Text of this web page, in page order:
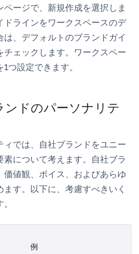
ページで、 新規作成を選択しま
ドラインをワークスペースのデ
、 デフォルトのブランドガイ
チェックします。ワークスペー
つ設定できます。
ドのパーソナリテ
ィでは、自社ブランドをユニー
素について考えます。自社ブラ
価値観、ボイス、およびあらゆ
す。以下に、考慮すべきいく
例